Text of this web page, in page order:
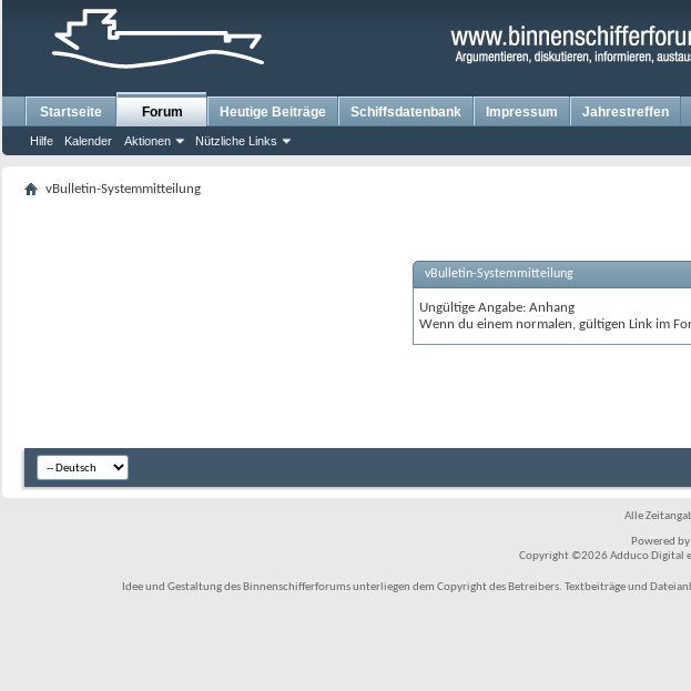
Startseite Forum
Hilfe Kalender Aktionen Nützliche Links
Heutige Beiträge Schiffsdatenbank Impressum Jahrestreffen
vBulletin-Systemmitteilung
vBulletin-Systemmitteilung
Ungültige Angabe: Anhang
Wenn du einem normalen, gültigen Link im
Alle
Powered by
Copyright ©2026 Adduco Digital
Idee und Gestaltung des Binnenschifferforums unterliegen dem Copyright des Betreibers. Textbeiträge und